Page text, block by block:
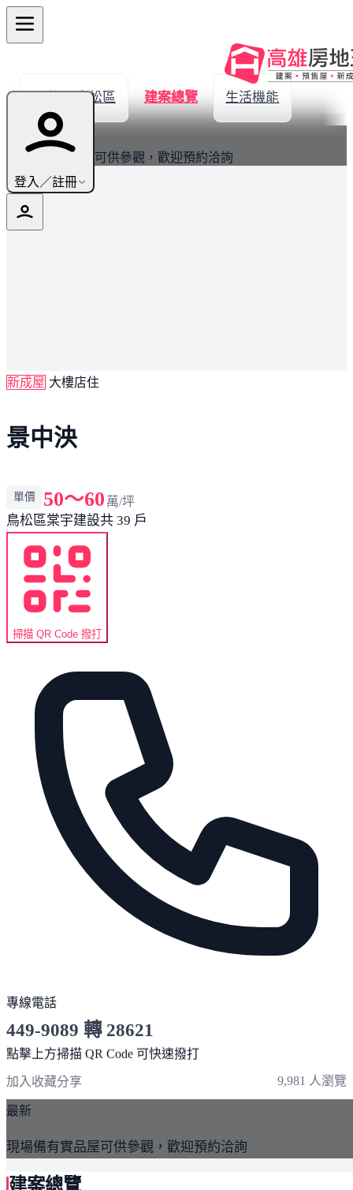
登入／註冊
← 返回鳥松區 建案總覽 生活機能
最新
現場備有實品屋可供參觀，歡迎預約洽詢
新成屋 大樓店住
景中泱
單價 50～60 萬/坪
鳥松區棠宇建設共 39 戶
掃描 QR Code 撥打
專線電話
449-9089 轉 28621
服務時間 10:00～19:00
點擊上方掃描 QR Code 可快速撥打
加入收藏分享 9,981 人瀏覽
最新
現場備有實品屋可供參觀，歡迎預約洽詢
建案總覽